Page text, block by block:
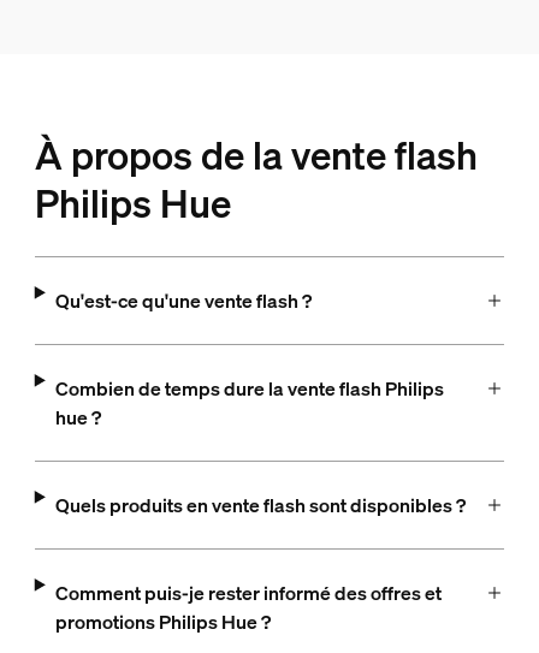
À propos de la vente flash
Philips Hue
Qu'est-ce qu'une vente flash ?
Combien de temps dure la vente flash Philips
hue ?
Quels produits en vente flash sont disponibles ?
Comment puis-je rester informé des offres et
promotions Philips Hue ?